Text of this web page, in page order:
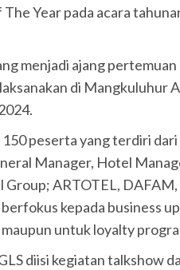
Year pada acara
menjadi ajang
di Mangkuluhur
peserta yang terdiri
Manager, Hotel
ARTOTEL,
kepada business
untuk loyalty
diisi kegiatan talkshow